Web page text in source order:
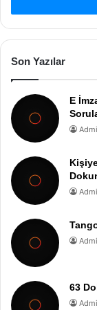
Son Yazılar
E
63